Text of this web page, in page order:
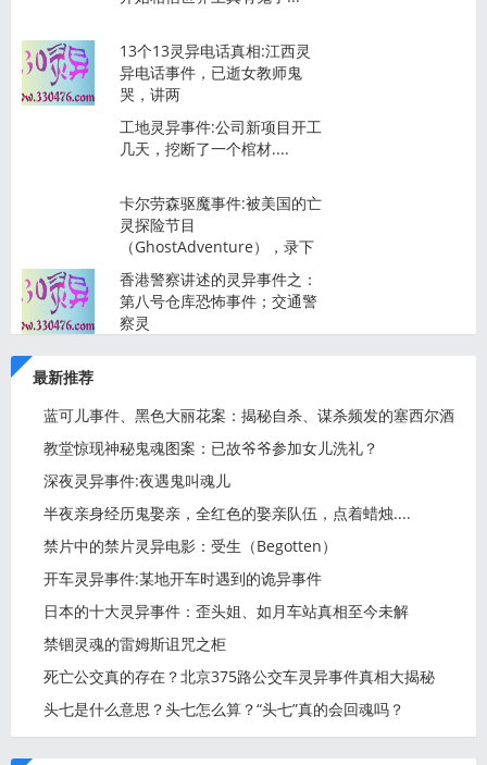
13个13灵异电话真相:江西灵
异电话事件，已逝女教师鬼
哭，讲两
工地灵异事件:公司新项目开工
几天，挖断了一个棺材....
卡尔劳森驱魔事件:被美国的亡
灵探险节目
（GhostAdventure），录下
香港警察讲述的灵异事件之：
第八号仓库恐怖事件；交通警
察灵
最新推荐
蓝可儿事件、黑色大丽花案：揭秘自杀、谋杀频发的塞西尔酒
店
教堂惊现神秘鬼魂图案：已故爷爷参加女儿洗礼？
深夜灵异事件:夜遇鬼叫魂儿
半夜亲身经历鬼娶亲，全红色的娶亲队伍，点着蜡烛....
禁片中的禁片灵异电影：受生（Begotten）
开车灵异事件:某地开车时遇到的诡异事件
日本的十大灵异事件：歪头姐、如月车站真相至今未解
禁锢灵魂的雷姆斯诅咒之柜
死亡公交真的存在？北京375路公交车灵异事件真相大揭秘
头七是什么意思？头七怎么算？“头七”真的会回魂吗？